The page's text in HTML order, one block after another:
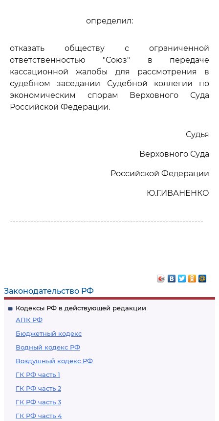
Законодательство РФ
Кодексы РФ в действующей редакции
АПК РФ
Бюджетный кодекс
Водный кодекс РФ
Воздушный кодекс РФ
ГК РФ часть 1
ГК РФ часть 2
ГК РФ часть 3
ГК РФ часть 4
определил:
отказать обществу с ограниченной
ответственностью "Союз" в передаче
кассационной жалобы для рассмотрения в
судебном заседании Судебной коллегии по
экономическим спорам Верховного Суда
Российской Федерации.
Судья
Верховного Суда
Российской Федерации
Ю.Г.ИВАНЕНКО
------------------------------------------------------------------